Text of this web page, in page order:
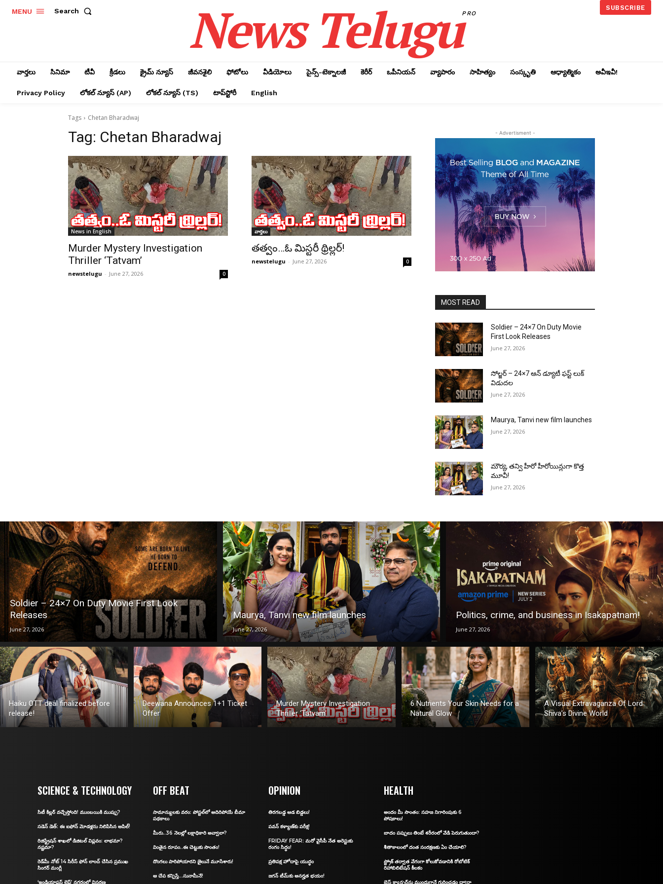
MENU Search News TeluguPRO
SUBSCRIBE
వార్తలు సినిమా టీవీ క్రీడలు క్రైమ్ న్యూస్‌ జీవనశైలి ఫోటోలు వీడియోలు సైన్స్‌-టెక్నాలజీ కెరీర్‌ ఒపీనియన్‌ వ్యాపారం సాహిత్యం సంస్కృతి ఆధ్యాత్మికం అవీఇవీ!
Privacy Policy లోక‌ల్ న్యూస్‌ (AP) లోక‌ల్ న్యూస్‌ (TS) టాప్‌స్టోరీ English
Tags Chetan Bharadwaj
Tag: Chetan Bharadwaj
News in English
Murder Mystery Investigation
Thriller ‘Tatvam’
newstelugu - June 27, 2026 0
వార్తలు
త‌త్వం…ఓ మిస్ట‌రీ థ్రిల్ల‌ర్‌!
newstelugu - June 27, 2026 0
- Advertisment -
MOST READ
Soldier – 24×7 On Duty Movie
First Look Releases
June 27, 2026
సోల్జర్ – 24×7 ఆన్ డ్యూటీ ఫస్ట్ లుక్
విడుదల
June 27, 2026
Maurya, Tanvi new film launches
June 27, 2026
మౌర్య‌, త‌న్వి హీరో హీరోయిన్లుగా కొత్త
మూవీ!
June 27, 2026
Soldier – 24×7 On Duty Movie First Look
Releases
June 27, 2026
Maurya, Tanvi new film launches
June 27, 2026
Politics, crime, and business in Isakapatnam!
June 27, 2026
Haiku OTT deal finalized before
release!
Deewana Announces 1+1 Ticket
Offer
Murder Mystery Investigation
Thriller ‘Tatvam’
6 Nutrients Your Skin Needs for a
Natural Glow
A Visual Extravaganza Of Lord
Shiva’s Divine World
SCIENCE & TECHNOLOGY
సిటీ కిల్ల‌ర్ వ‌చ్చేస్తోంది! ముంబ‌యికి ముప్పు?
స‌డెన్ డెత్: ఈ ఐఫోన్ మోడళ్లను నిలిపేసిన ఆపిల్‌!
రిజిస్ట్రేషన్‌ శాఖలో డిజిట‌ల్ విప్ల‌వం: లాభ‌మా?
న‌ష్ట‌మా?
రెడ్‌మీ నోట్‌ 14 సిరీస్‌ ఫోన్ లాంచ్ చేసిన ప్రముఖ
సింగర్ మంగ్లీ
‘ఇండియాఫస్ట్ లైఫ్’ నగరంలో విస్తరణ
OFF BEAT
సామాన్యులకు వరం: పోస్ట‌ల్‌లో అదిరిపోయే బీమా
ప‌థ‌కాలు
మీరు..36 నెలల్లో లక్షాధికారి అవ్వాలా?
వింతైన రూపం..ఈ చెట్టుకు సొంతం!
దొంగలు పారిపోయారని జైలునే మూసేశారు!
ఆ చేప కన్పిస్తే…సునామీనే!
OPINION
తిరగబడ్డ ఆడ బిడ్డలు!
ప‌వ‌న్ క‌ళ్యాణ్‌కు ప‌రీక్ష‌!
FRIDAY FEAR: మ‌రో వైసీపీ నేత అరెస్టుకు
రంగం సిద్ధం!
ప్రతిపక్ష హోదాపై యుద్ధం
జగన్‌ టీమ్‌కు అనర్హత భయం!
HEALTH
అందం మీ సొంతం: స‌హ‌జ నిగారింపుకు 6
పోష‌కాలు!
బాదం పప్పులు తింటే శరీరంలో వేడి పెరుగుతుందా?
శీతాకాలంలో దంత సంరక్షణకు ఏం చేయాలి?
స్ట్రోక్ తర్వాత వేగంగా కోలుకోవడానికి రోబోటిక్
రిహాబిలిటేషన్ కీలకం
బ్రెస్ట్ క్యాన్సర్‌ను ముందుగానే గుర్తించడం ద్వారా